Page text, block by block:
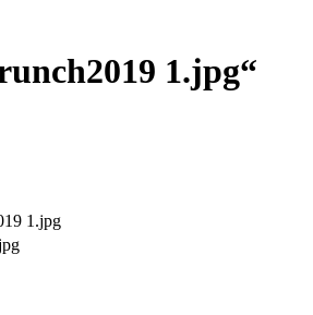
1.jpg“
1.jpg